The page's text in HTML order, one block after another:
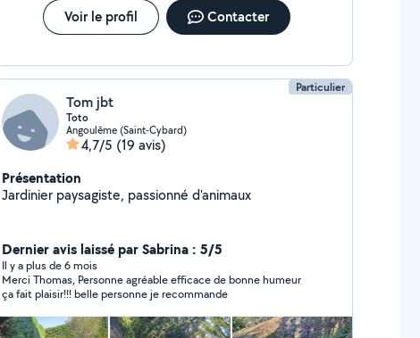
Voir le profil Contacter
Particulier
Tom jbt
Toto
Angoulême (Saint-Cybard)
4,7/5 (19 avis)
Présentation
Jardinier paysagiste, passionné d'animaux
Dernier avis laissé par Sabrina : 5/5
Il y a plus de 6 mois
Merci Thomas, Personne agréable efficace de bonne humeur
ça fait plaisir!!! belle personne je recommande